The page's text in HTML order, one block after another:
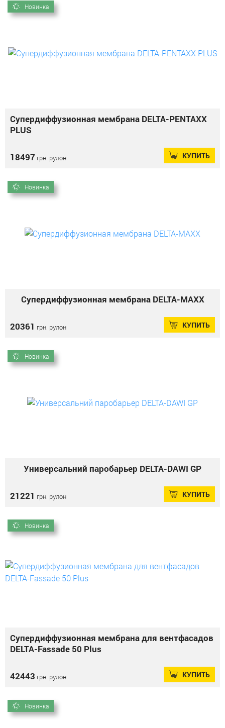
Новинка
Супердиффузионная мембрана DELTA-PENTAXX
PLUS
18497 грн. рулон КУПИТЬ
Новинка
Супердиффузионная мембрана DELTA-MAXX
20361 грн. рулон КУПИТЬ
Новинка
Универсальний паробарьер DELTA-DAWI GP
21221 грн. рулон КУПИТЬ
Новинка
Супердиффузионная мембрана для вентфасадов
DELTA-Fassade 50 Plus
42443 грн. рулон КУПИТЬ
Новинка